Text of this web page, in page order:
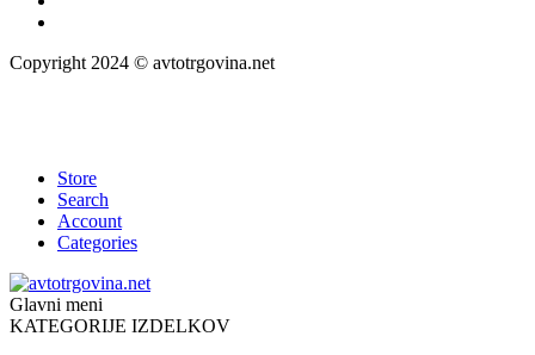
Copyright 2024 © avtotrgovina.net
Store
Search
Account
Categories
Glavni meni
KATEGORIJE IZDELKOV